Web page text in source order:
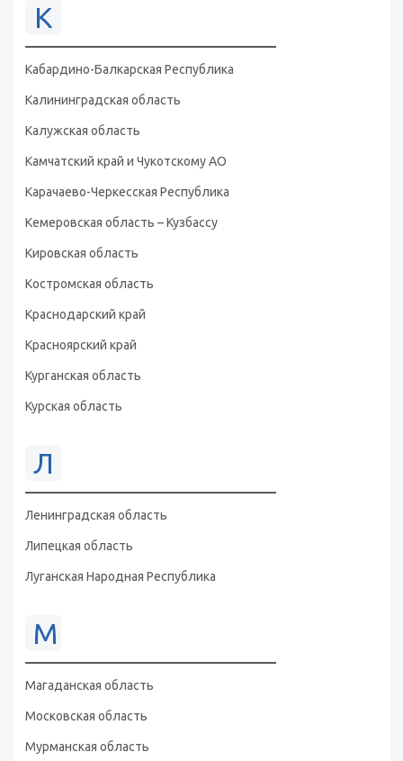
К
Кабардино-Балкарская Республика
Калининградская область
Калужская область
Камчатский край и Чукотскому АО
Карачаево-Черкесская Республика
Кемеровская область – Кузбассу
Кировская область
Костромская область
Краснодарский край
Красноярский край
Курганская область
Курская область
Л
Ленинградская область
Липецкая область
Луганская Народная Республика
М
Магаданская область
Московская область
Мурманская область